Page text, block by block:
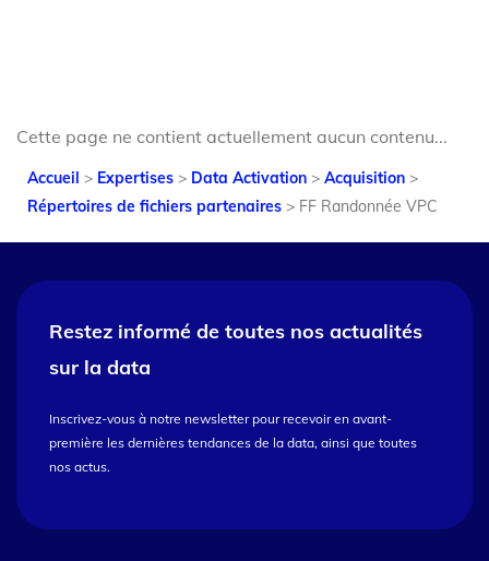
Cette page ne contient actuellement aucun contenu...
Accueil > Expertises > Data Activation > Acquisition >
Répertoires de fichiers partenaires > FF Randonnée VPC
Restez informé de toutes nos actualités
sur la data
Inscrivez-vous à notre newsletter pour recevoir en avant-
première les dernières tendances de la data, ainsi que toutes
nos actus.